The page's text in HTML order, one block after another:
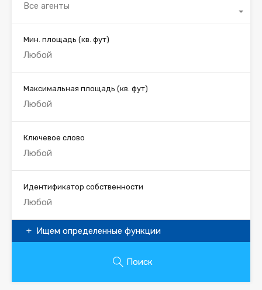
Все агенты
Мин. площадь (кв. фут)
Максимальная площадь (кв. фут)
Ключевое слово
Идентификатор собственности
Ищем определенные функции
Поиск